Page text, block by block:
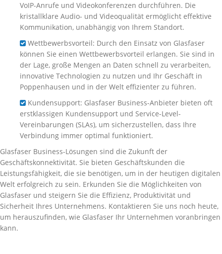
VoIP-Anrufe und Videokonferenzen durchführen. Die
kristallklare Audio- und Videoqualität ermöglicht effektive
Kommunikation, unabhängig von Ihrem Standort.
Wettbewerbsvorteil: Durch den Einsatz von Glasfaser
können Sie einen Wettbewerbsvorteil erlangen. Sie sind in
der Lage, große Mengen an Daten schnell zu verarbeiten,
innovative Technologien zu nutzen und Ihr Geschäft in
Poppenhausen und in der Welt effizienter zu führen.
Kundensupport: Glasfaser Business-Anbieter bieten oft
erstklassigen Kundensupport und Service-Level-
Vereinbarungen (SLAs), um sicherzustellen, dass Ihre
Verbindung immer optimal funktioniert.
Glasfaser Business-Lösungen sind die Zukunft der
Geschäftskonnektivität. Sie bieten Geschäftskunden die
Leistungsfähigkeit, die sie benötigen, um in der heutigen digitalen
Welt erfolgreich zu sein. Erkunden Sie die Möglichkeiten von
Glasfaser und steigern Sie die Effizienz, Produktivität und
Sicherheit Ihres Unternehmens. Kontaktieren Sie uns noch heute,
um herauszufinden, wie Glasfaser Ihr Unternehmen voranbringen
kann.